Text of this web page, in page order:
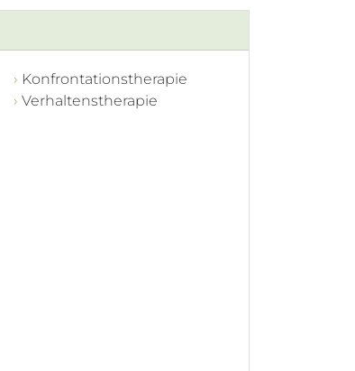
Konfrontationstherapie
Verhaltenstherapie